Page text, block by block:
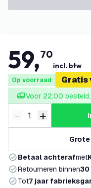
59,70
incl. btw
Op voorraad Gratis
Voor 22:00
Verminder
- Verhoog
+
Betaal achterafmet
Retourneren binnen30
Tot7 jaar